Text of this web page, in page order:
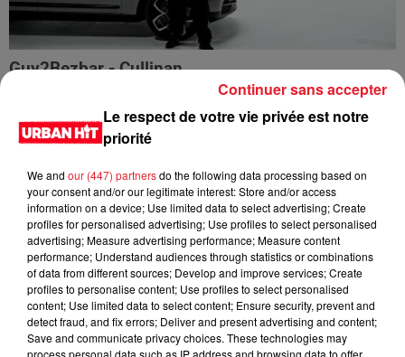
Guy2Bezbar - Cullinan
HIMRA, NINHO, NO PAIN NO GAIN - DANS LE DOS
Le respect de votre vie privée est notre
priorité
We and our (447) partnersdo the following data processing based on
your consent and/or our legitimate interest: Store and/or access
information on a device; Use limited data to select advertising; Create
profiles for personalised advertising; Use profiles to select personalised
advertising; Measure advertising performance; Measure content
performance; Understand audiences through statistics or combinations
of data from different sources; Develop and improve services; Create
profiles to personalise content; Use profiles to select personalised
content; Use limited data to select content; Ensure security, prevent and
detect fraud, and fix errors; Deliver and present advertising and content;
Save and communicate privacy choices. These technologies may
process personal data such as IP address and browsing data to offer
Continuer sans accepter